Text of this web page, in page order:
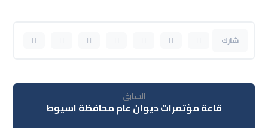
السابق
قاعة مؤتمرات ديوان عام محافظة اسيوط